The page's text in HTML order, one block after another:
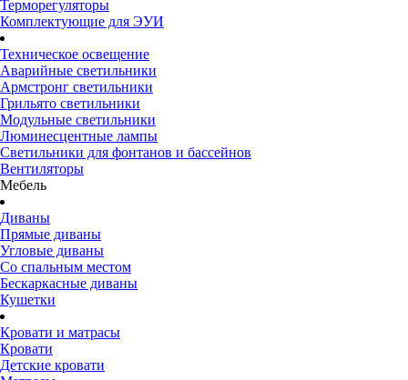
Терморегуляторы
Комплектующие для ЭУИ
Техническое освещение
Аварийные светильники
Армстронг светильники
Грильято светильники
Модульные светильники
Люминесцентные лампы
Светильники для фонтанов и бассейнов
Вентиляторы
Мебель
Диваны
Прямые диваны
Угловые диваны
Со спальным местом
Бескаркасные диваны
Кушетки
Кровати и матрасы
Кровати
Детские кровати